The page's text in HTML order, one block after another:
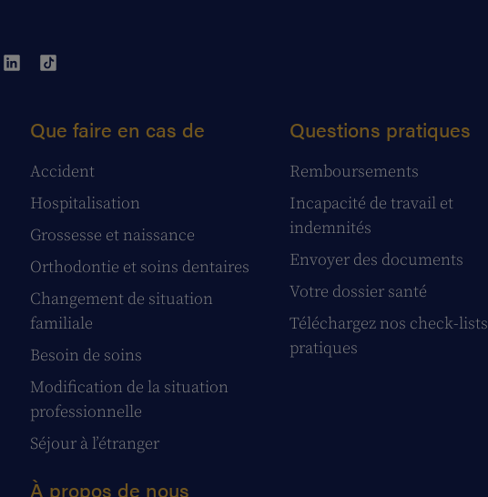
Que faire en cas de
Accident
Hospitalisation
Grossesse et naissance
Orthodontie et soins dentaires
Changement de situation
familiale
Besoin de soins
Modification de la situation
professionnelle
Séjour à l’étranger
À propos de nous
Questions pratiques
Remboursements
Incapacité de travail et
indemnités
Envoyer des documents
Votre dossier santé
Téléchargez nos check-lists
pratiques